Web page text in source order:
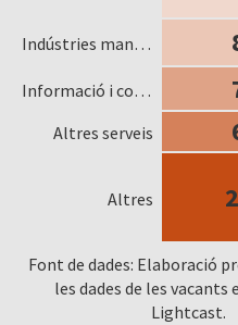
Indústries manufactureres
Informació i comunicacions
Altres serveis
Altres
Font de dades: Elaboració
les dades de les vacants
Lightcast.